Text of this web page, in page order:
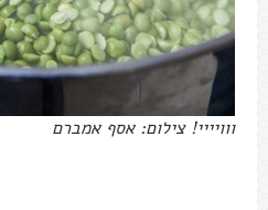
ווויייי! צילום: אסף אמברם